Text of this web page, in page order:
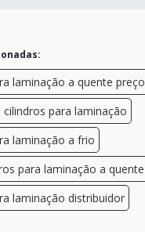
laminação a quente preço
cilindros para laminação
laminação a frio
para laminação a quente
laminação distribuidor